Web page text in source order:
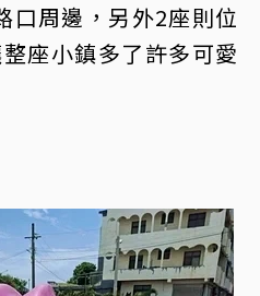
口周邊，另外2座則位
座小鎮多了許多可愛